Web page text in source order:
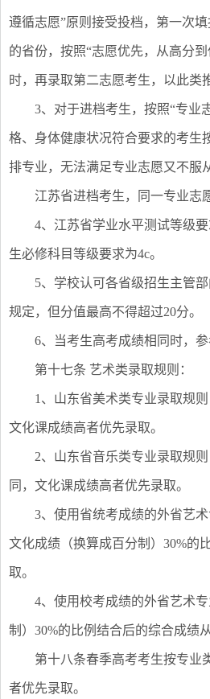
遵循志愿”原则接受投档，第一次
的省份，按照“志愿优先，从高分
时，再录取第二志愿考生，以此类
3、对于进档考生，按照“专业
格、身体健康状况符合要求的考生
排专业，无法满足专业志愿又不服
江苏省进档考生，同一专业志
4、江苏省学业水平测试等级
生必修科目等级要求为4c。
5、学校认可各省级招生主管
规定，但分值最高不得超过20分。
6、当考生高考成绩相同时，
第十七条 艺术类录取规则：
1、山东省美术类专业录取规
文化课成绩高者优先录取。
2、山东省音乐类专业录取规
同，文化课成绩高者优先录取。
3、使用省统考成绩的外省艺
文化成绩（换算成百分制）30%的
取。
4、使用校考成绩的外省艺术
制）30%的比例结合后的综合成绩
第十八条春季高考考生按专业
者优先录取。